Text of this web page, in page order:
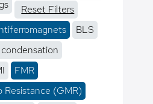
Reset Filters
BLS
FMR
Resistance (GMR)